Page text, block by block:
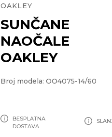
OAKLEY
SUNČANE
NAOČALE
OAKLEY
Broj modela: OO4075-14/60
BESPLATNA
DOSTAVA